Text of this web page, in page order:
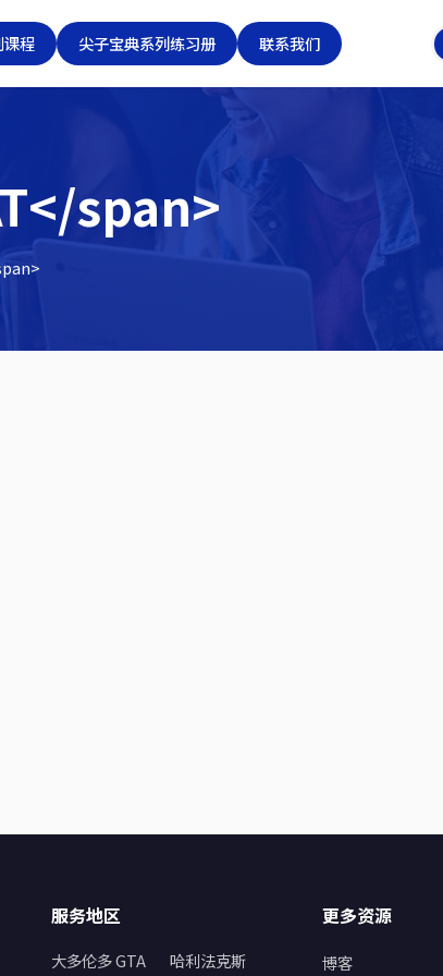
课程 尖子宝典系列练习册 联系我们
span>
服务地区
大多伦多 GTA
哈利法克斯
更多资源
博客